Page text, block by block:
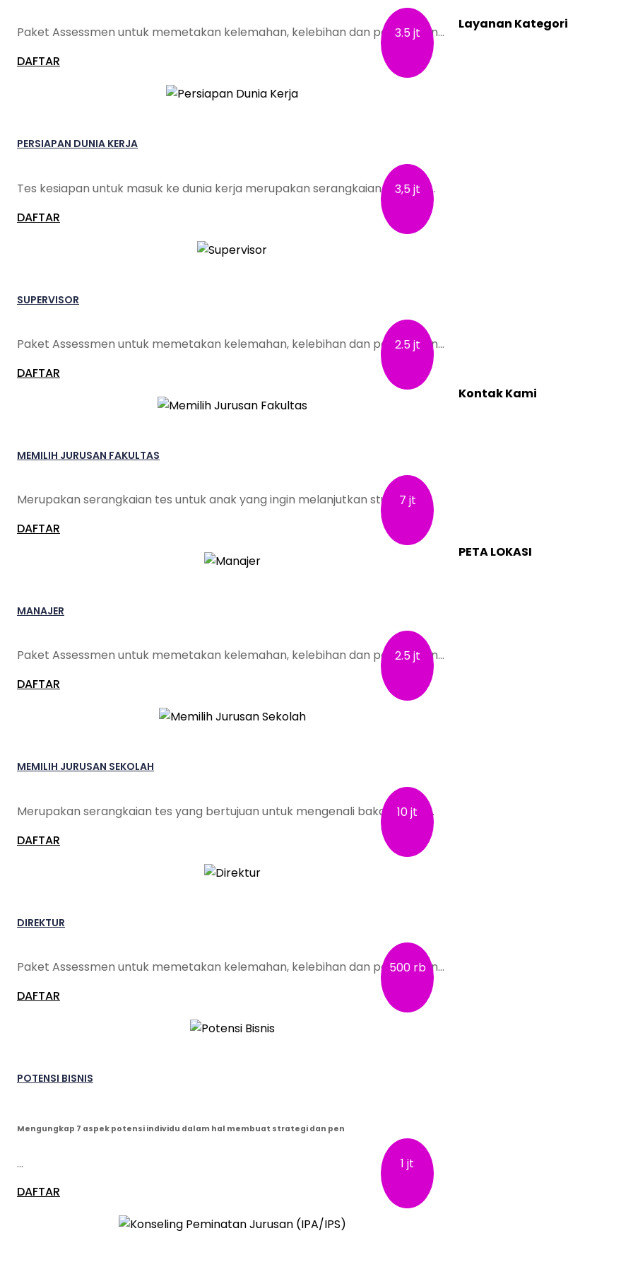
Paket Assessmen untuk memetakan kelemahan, kelebihan dan potensi kan…
DAFTAR
3.5 jt
PERSIAPAN DUNIA KERJA
Tes kesiapan untuk masuk ke dunia kerja merupakan serangkaian tes untu…
DAFTAR
3,5 jt
SUPERVISOR
Paket Assessmen untuk memetakan kelemahan, kelebihan dan potensi kan…
DAFTAR
2.5 jt
MEMILIH JURUSAN FAKULTAS
Merupakan serangkaian tes untuk anak yang ingin melanjutkan studi Sar…
DAFTAR
7 jt
MANAJER
Paket Assessmen untuk memetakan kelemahan, kelebihan dan potensi kan…
DAFTAR
2.5 jt
MEMILIH JURUSAN SEKOLAH
Merupakan serangkaian tes yang bertujuan untuk mengenali bakat atau k…
DAFTAR
10 jt
DIREKTUR
Paket Assessmen untuk memetakan kelemahan, kelebihan dan potensi kan…
DAFTAR
500 rb
POTENSI BISNIS
Mengungkap 7 aspek potensi individu dalam hal membuat strategi dan pen
…
DAFTAR
1 jt
Layanan Kategori
Kontak Kami
PETA LOKASI